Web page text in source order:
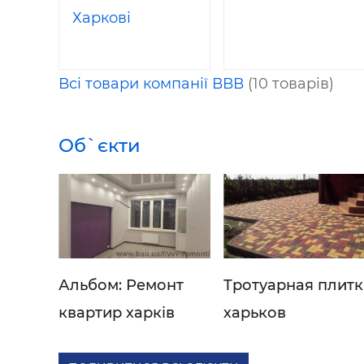
Харкові
Всі товари компанії ВВВ (10 товарів)
Об`єкти
Альбом: Ремонт
квартир харків
Тротуарная
харьков